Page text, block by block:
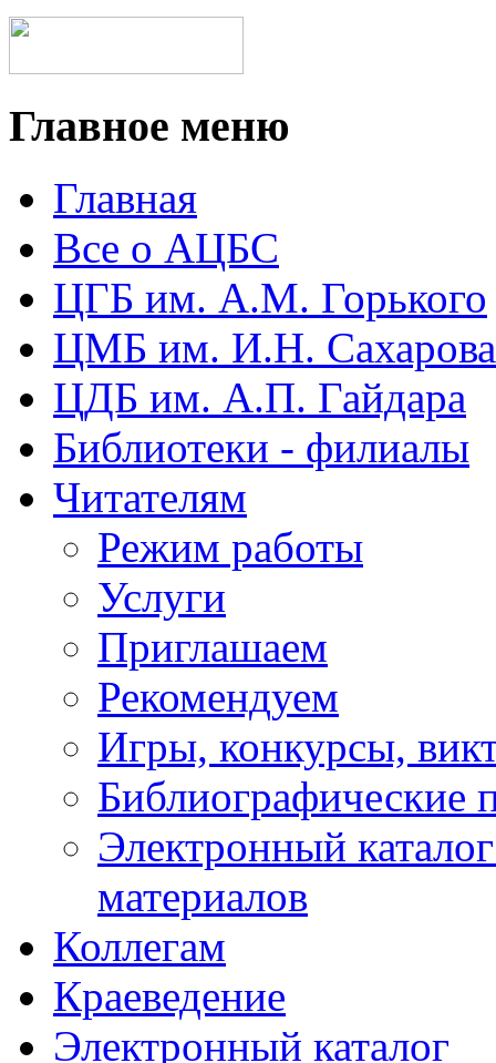
Главное меню
Главная
Все о АЦБС
ЦГБ им. А.М. Горького
ЦМБ им. И.Н. Сахарова
ЦДБ им. А.П. Гайдара
Библиотеки - филиалы
Читателям
Режим работы
Услуги
Приглашаем
Рекомендуем
Игры, конкурсы,
Библиографические
Электронный
материалов
Коллегам
Краеведение
Электронный каталог